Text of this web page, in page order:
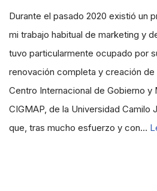
Durante el pasado 2020 existió un
mi trabajo habitual de marketing y
tuvo particularmente ocupado por
renovación completa y creación de
Centro Internacional de Gobierno y
CIGMAP, de la Universidad Camilo
que, tras mucho esfuerzo y con…